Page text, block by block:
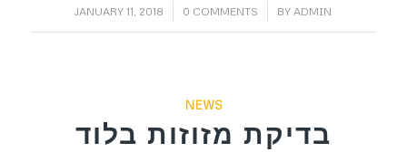
JANUARY 11, 2018
/ 0 COMMENTS
/ BYADMIN
NEWS
בדיקת מזוזות בלוד